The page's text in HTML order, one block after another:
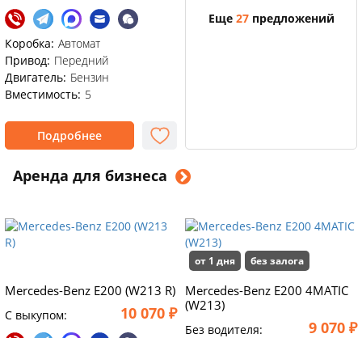
Коробка: Автомат
Привод: Передний
Двигатель: Бензин
Вместимость: 5
Подробнее
Еще 27предложений
Аренда для бизнеса
Mercedes-Benz E200 (W213 R)
C выкупом: 10 070 ₽
от 1 дня без залога
Mercedes-Benz E200 4MATIC
(W213)
Без водителя: 9 070 ₽